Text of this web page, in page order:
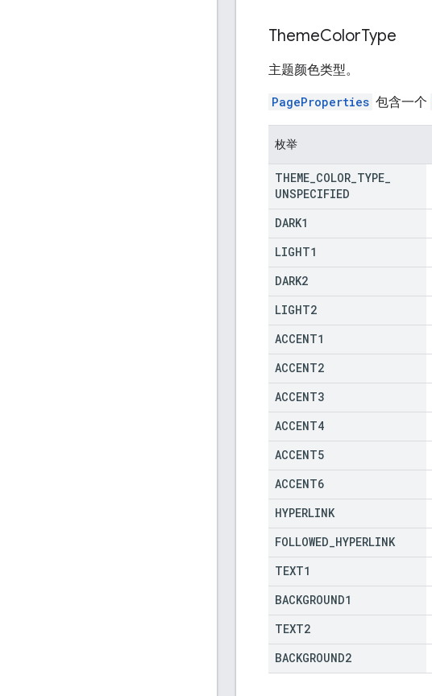
ThemeColorType
主题颜色类型。
PageProperties 包含一个
枚举
THEME COLOR TYPE
UNSPECIFIED
DARK1
LIGHT1
DARK2
LIGHT2
ACCENT1
ACCENT2
ACCENT3
ACCENT4
ACCENT5
ACCENT6
HYPERLINK
FOLLOWED HYPERLINK
TEXT1
BACKGROUND1
TEXT2
BACKGROUND2